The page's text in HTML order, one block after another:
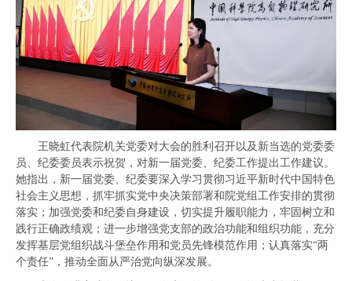
王晓虹代表院机关党委对大会的胜利召开以及新当选的党委委
员、纪委委员表示祝贺，对新一届党委、纪委工作提出工作建议。
她指出，新一届党委、纪委要深入学习贯彻习近平新时代中国特色
社会主义思想，抓牢抓实党中央决策部署和院党组工作安排的贯彻
落实；加强党委和纪委自身建设，切实提升履职能力，牢固树立和
践行正确政绩观；进一步增强党支部的政治功能和组织功能，充分
发挥基层党组织战斗堡垒作用和党员先锋模范作用；认真落实“两
个责任”，推动全面从严治党向纵深发展。